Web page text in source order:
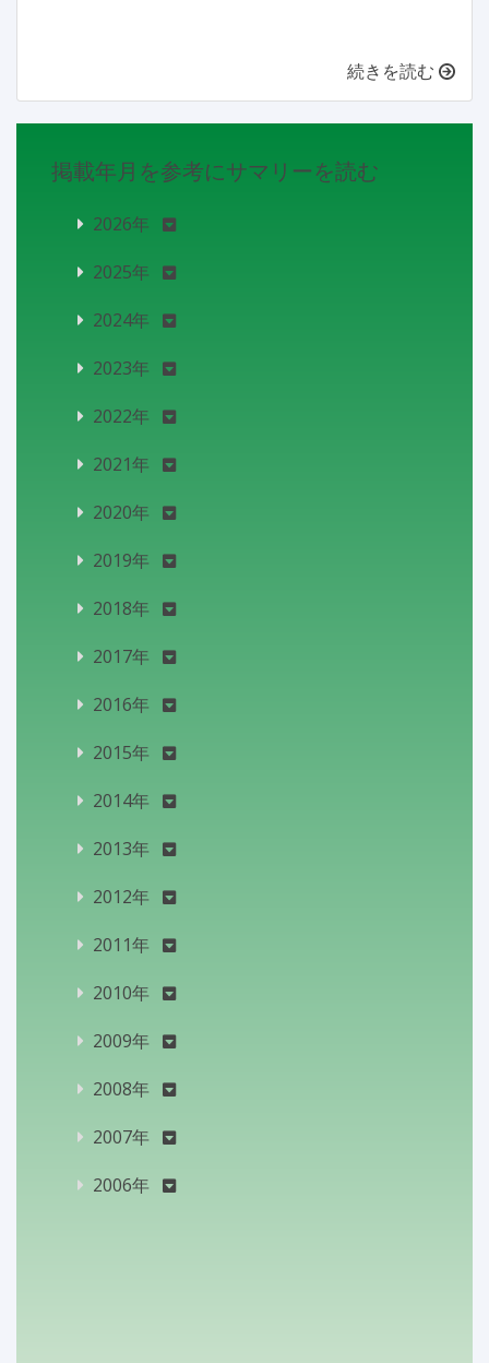
続きを読む
掲載年月を参考にサマリーを読む
2026年
2025年
2024年
2023年
2022年
2021年
2020年
2019年
2018年
2017年
2016年
2015年
2014年
2013年
2012年
2011年
2010年
2009年
2008年
2007年
2006年